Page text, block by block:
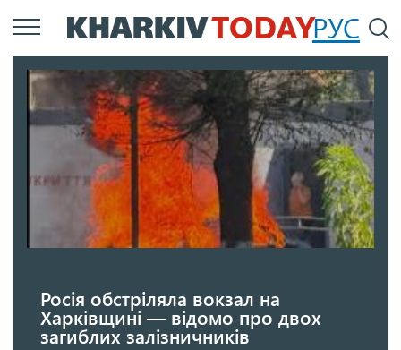
Перейти
до
вмісту
РУС
Росія обстріляла вокзал на
Харківщині — відомо про двох
загиблих залізничників